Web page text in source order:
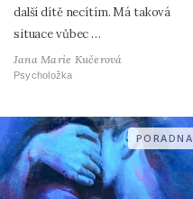
další dítě necítím. Má taková
situace vůbec …
Jana Marie Kučerová
Psycholožka
PORADNA